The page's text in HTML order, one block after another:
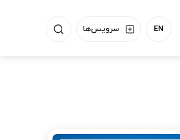
سرویس‌ها EN